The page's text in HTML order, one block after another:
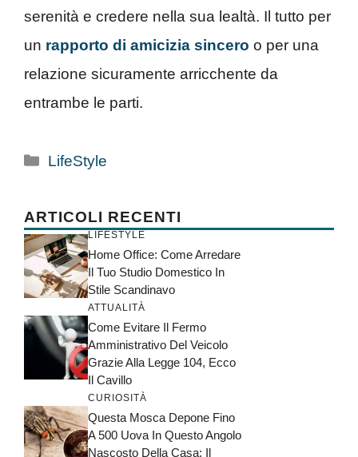
serenità e credere nella sua lealtà. Il tutto per
un rapporto di amicizia sincero o per una
relazione sicuramente arricchente da
entrambe le parti.
Categorie
LifeStyle
ARTICOLI RECENTI
LIFESTYLE
Home Office: Come Arredare
Il Tuo Studio Domestico In
Stile Scandinavo
ATTUALITÀ
Come Evitare Il Fermo
Amministrativo Del Veicolo
Grazie Alla Legge 104, Ecco
Il Cavillo
CURIOSITÀ
Questa Mosca Depone Fino
A 500 Uova In Questo Angolo
Nascosto Della Casa: Il